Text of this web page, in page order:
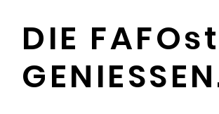
DIE